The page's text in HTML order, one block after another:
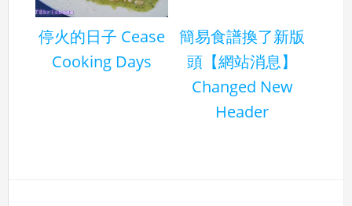
停火的日子 Cease
Cooking Days
簡易食譜換了新版
頭【網站消息】
Changed New
Header